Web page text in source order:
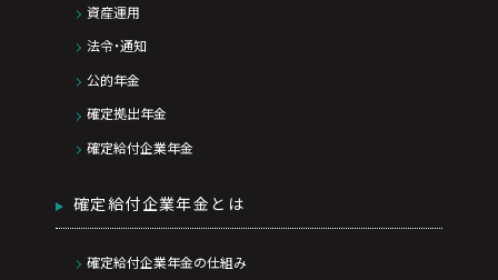
資産運用
法令・通知
公的年金
確定拠出年金
確定給付企業年金
確定給付企業年金とは
確定給付企業年金の仕組み